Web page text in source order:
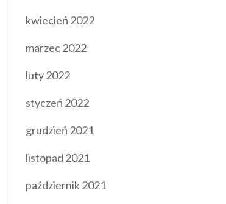
kwiecień 2022
marzec 2022
luty 2022
styczeń 2022
grudzień 2021
listopad 2021
październik 2021